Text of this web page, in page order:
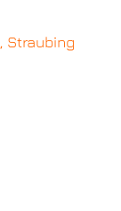
Straubing